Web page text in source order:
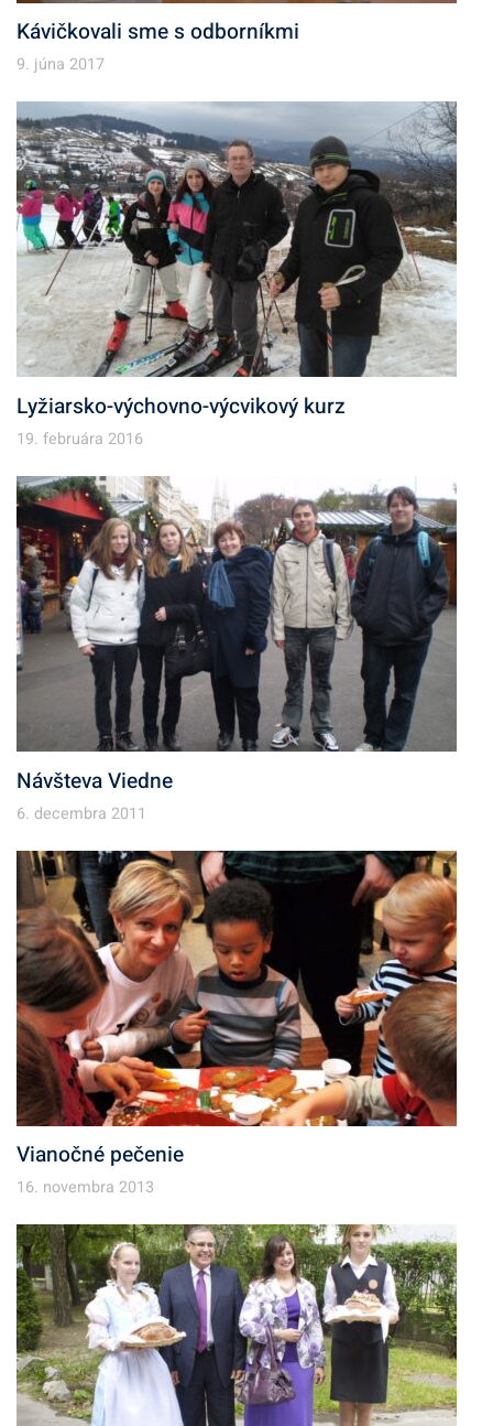
Kávičkovali sme s odborníkmi
9. júna 2017
Lyžiarsko-výchovno-výcvikový kurz
19. februára 2016
Návšteva Viedne
6. decembra 2011
Vianočné pečenie
16. novembra 2013